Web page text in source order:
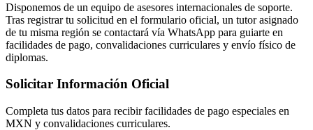
Disponemos de un equipo de asesores internacionales de soporte.
Tras registrar tu solicitud en el formulario oficial, un tutor asignado
de tu misma región se contactará vía WhatsApp para guiarte en
facilidades de pago, convalidaciones curriculares y envío físico de
diplomas.
Solicitar Información Oficial
Completa tus datos para recibir facilidades de pago especiales en
MXN y convalidaciones curriculares.